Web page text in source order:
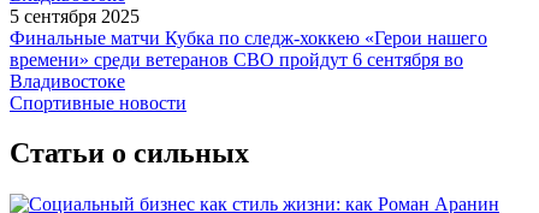
5 сентября 2025
Финальные матчи Кубка по следж-хоккею «Герои нашего
времени» среди ветеранов СВО пройдут 6 сентября во
Владивостоке
Спортивные новости
Статьи о сильных